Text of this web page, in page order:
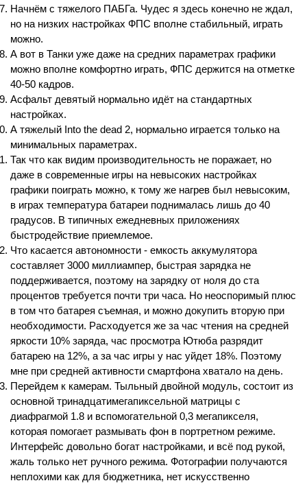
Начнём с тяжелого ПАБГа. Чудес я здесь конечно не ждал,
но на низких настройках ФПС вполне стабильный, играть
можно.
А вот в Танки уже даже на средних параметрах графики
можно вполне комфортно играть, ФПС держится на отметке
40-50 кадров.
Асфальт девятый нормально идёт на стандартных
настройках.
А тяжелый Into the dead 2, нормально играется только на
минимальных параметрах.
Так что как видим производительность не поражает, но
даже в современные игры на невысоких настройках
графики поиграть можно, к тому же нагрев был невысоким,
в играх температура батареи поднималась лишь до 40
градусов. В типичных ежедневных приложениях
быстродействие приемлемое.
Что касается автономности - емкость аккумулятора
составляет 3000 миллиампер, быстрая зарядка не
поддерживается, поэтому на зарядку от ноля до ста
процентов требуется почти три часа. Но неоспоримый плюс
в том что батарея съемная, и можно докупить вторую при
необходимости. Расходуется же за час чтения на средней
яркости 10% заряда, час просмотра Ютюба разрядит
батарею на 12%, а за час игры у нас уйдет 18%. Поэтому
мне при средней активности смартфона хватало на день.
Перейдем к камерам. Тыльный двойной модуль, состоит из
основной тринадцатимегапиксельной матрицы с
диафрагмой 1.8 и вспомогательной 0,3 мегапикселя,
которая помогает размывать фон в портретном режиме.
Интерфейс довольно богат настройками, и всё под рукой,
жаль только нет ручного режима. Фотографии получаются
неплохими как для бюджетника, нет искусственно